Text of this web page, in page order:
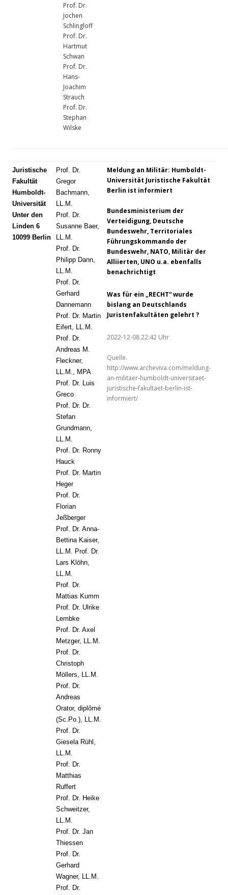
Prof. Dr.
Jochen
Schlingloff
Prof. Dr.
Hartmut
Schwan
Prof. Dr.
Hans-
Joachim
Strauch
Prof. Dr.
Stephan
Wilske
Juristische
Fakultät
Humboldt-
Universität
Unter den
Linden 6
10099 Berlin
Prof. Dr.
Gregor
Bachmann,
LL.M.
Prof. Dr.
Susanne Baer,
LL.M.
Prof. Dr.
Philipp Dann,
LL.M.
Prof. Dr.
Gerhard
Dannemann
Prof. Dr. Martin
Eifert, LL.M.
Prof. Dr.
Andreas M.
Fleckner,
LL.M., MPA
Prof. Dr. Luis
Greco
Prof. Dr. Dr.
Stefan
Grundmann,
LL.M.
Prof. Dr. Ronny
Hauck
Prof. Dr. Martin
Heger
Prof. Dr.
Florian
Jeßberger
Prof. Dr. Anna-
Bettina Kaiser,
LL.M. Prof. Dr.
Lars Klöhn,
LL.M.
Prof. Dr.
Mattias Kumm
Prof. Dr. Ulrike
Lembke
Prof. Dr. Axel
Metzger, LL.M.
Prof. Dr.
Christoph
Möllers, LL.M.
Prof. Dr.
Andreas
Orator, diplômé
(Sc.Po.), LL.M.
Prof. Dr.
Giesela Rühl,
LL.M.
Prof. Dr.
Matthias
Ruffert
Prof. Dr. Heike
Schweitzer,
LL.M.
Prof. Dr. Jan
Thiessen
Prof. Dr.
Gerhard
Wagner, LL.M.
Prof. Dr.
Meldung an Militär: Humboldt-
Universität Juristische Fakultät
Berlin ist informiert
Bundesministerium der
Verteidigung, Deutsche
Bundeswehr, Territoriales
Führungskommando der
Bundeswehr, NATO, Militär der
Alliierten, UNO u.a. ebenfalls
benachrichtigt
Was für ein „RECHT“ wurde
bislang an Deutschlands
Juristenfakultäten gelehrt ?
2022-12-08 22:42 Uhr
Quelle.
http://www.archeviva.com/meldung-
an-militaer-humboldt-universitaet-
juristische-fakultaet-berlin-ist-
informiert/